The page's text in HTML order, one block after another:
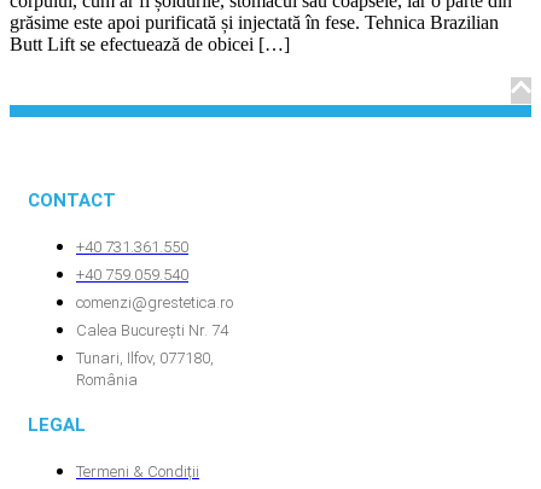
grăsime este apoi purificată și injectată în fese. Tehnica Brazilian
Butt Lift se efectuează de obicei […]
CONTACT
+40 731.361.550
+40 759.059.540
comenzi@grestetica.ro
Calea București Nr. 74
Tunari, Ilfov, 077180,
România
LEGAL
Termeni & Condiții